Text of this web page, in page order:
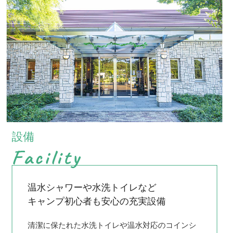
設備
Facility
温水シャワーや水洗トイレなど
キャンプ初心者も安心の充実設備
清潔に保たれた水洗トイレや温水対応のコインシ